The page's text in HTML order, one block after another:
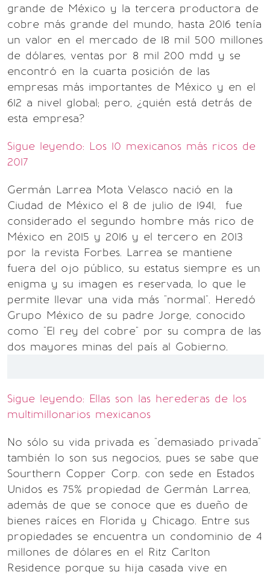
grande de México y la tercera productora de
cobre más grande del mundo, hasta 2016 tenía
un valor en el mercado de 18 mil 500 millones
de dólares, ventas por 8 mil 200 mdd y se
encontró en la cuarta posición de las
empresas más importantes de México y en el
612 a nivel global; pero, ¿quién está detrás de
esta empresa?
Sigue leyendo: Los 10 mexicanos más ricos de
2017
Germán Larrea Mota Velasco nació en la
Ciudad de México el 8 de julio de 1941, fue
considerado el segundo hombre más rico de
México en 2015 y 2016 y el tercero en 2013
por la revista Forbes. Larrea se mantiene
fuera del ojo público, su estatus siempre es un
enigma y su imagen es reservada, lo que le
permite llevar una vida más "normal". Heredó
Grupo México de su padre Jorge, conocido
como "El rey del cobre" por su compra de las
dos mayores minas del país al Gobierno.
Sigue leyendo: Ellas son las herederas de los
multimillonarios mexicanos
No sólo su vida privada es "demasiado privada"
también lo son sus negocios, pues se sabe que
Sourthern Copper Corp. con sede en Estados
Unidos es 75% propiedad de Germán Larrea,
además de que se conoce que es dueño de
bienes raíces en Florida y Chicago. Entre sus
propiedades se encuentra un condominio de 4
millones de dólares en el Ritz Carlton
Residence porque su hija casada vive en